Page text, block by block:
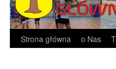
Przejdź
Strona główna o Nas